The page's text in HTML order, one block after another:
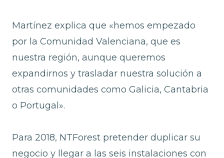
Martínez explica que «hemos empezado
por la Comunidad Valenciana, que es
nuestra región, aunque queremos
expandirnos y trasladar nuestra solución a
otras comunidades como Galicia, Cantabria
o Portugal».
Para 2018, NTForest pretender duplicar su
negocio y llegar a las seis instalaciones con